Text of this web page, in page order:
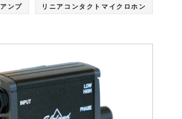
アンプ リニアコンタクトマイクロホン